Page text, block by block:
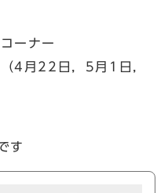
ーナー
4月22日，5月1日，
す